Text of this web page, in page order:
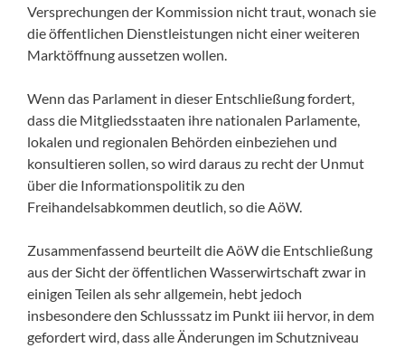
Versprechungen der Kommission nicht traut, wonach sie
die öffentlichen Dienstleistungen nicht einer weiteren
Marktöffnung aussetzen wollen.
Wenn das Parlament in dieser Entschließung fordert,
dass die Mitgliedsstaaten ihre nationalen Parlamente,
lokalen und regionalen Behörden einbeziehen und
konsultieren sollen, so wird daraus zu recht der Unmut
über die Informationspolitik zu den
Freihandelsabkommen deutlich, so die AöW.
Zusammenfassend beurteilt die AöW die Entschließung
aus der Sicht der öffentlichen Wasserwirtschaft zwar in
einigen Teilen als sehr allgemein, hebt jedoch
insbesondere den Schlusssatz im Punkt iii hervor, in dem
gefordert wird, dass alle Änderungen im Schutzniveau